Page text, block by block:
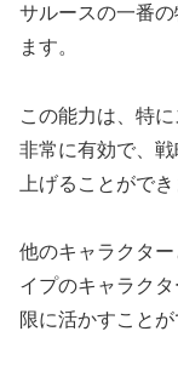
サルースの一番
ます。
この能力は、特
非常に有効で、
上げることができ
他のキャラクタ
イプのキャラク
限に活かすことが